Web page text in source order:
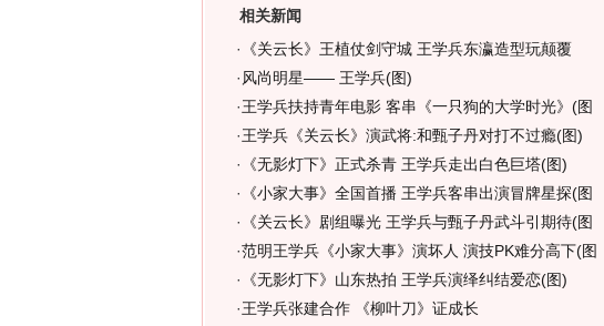
相关新闻
· 《关云长》王植仗剑守城 王学兵东瀛造型玩颠覆
· 风尚明星—— 王学兵(图)
·王学兵扶持青年电影 客串《一只狗的大学时光》(图
·王学兵《关云长》演武将:和甄子丹对打不过瘾(图)
· 《无影灯下》正式杀青 王学兵走出白色巨塔(图)
· 《小家大事》全国首播 王学兵客串出演冒牌星探(图
· 《关云长》剧组曝光 王学兵与甄子丹武斗引期待(图
·范明王学兵《小家大事》演坏人 演技PK难分高下(图
· 《无影灯下》山东热拍 王学兵演绎纠结爱恋(图)
·王学兵张建合作 《柳叶刀》证成长